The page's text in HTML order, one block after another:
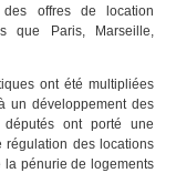
offres de location
que Paris, Marseille,
ont été multipliées
un développement des
députés ont porté une
des locations
la pénurie de logements